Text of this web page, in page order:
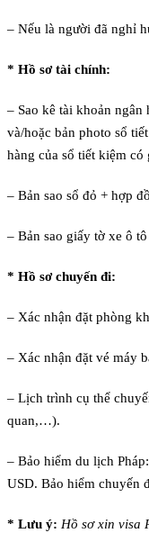
– Nếu là người đã nghỉ
* Hồ sơ tài chính:
– Sao kê tài khoản
và/hoặc bản photo sổ
hàng của sổ tiết kiệm
– Bản sao sổ đỏ + hợp
– Bản sao giấy tờ xe ô
* Hồ sơ chuyến đi:
– Xác nhận đặt phòng
– Xác nhận đặt vé máy
– Lịch trình cụ thể
quan,…).
– Bảo hiểm du lịch
USD. Bảo hiểm chuyến
* Lưu ý: Hồ sơ xin visa